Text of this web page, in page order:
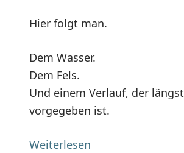
Hier folgt man.
Dem Wasser.
Dem Fels.
Und einem Verlauf, der längst
vorgegeben ist.
Weiterlesen